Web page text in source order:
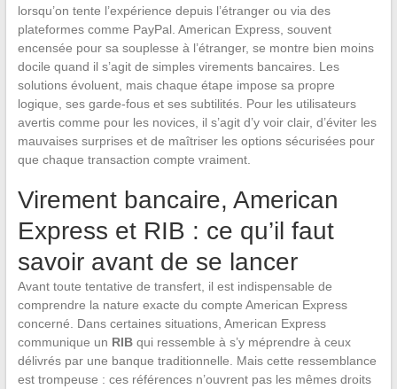
lorsqu’on tente l’expérience depuis l’étranger ou via des
plateformes comme PayPal. American Express, souvent
encensée pour sa souplesse à l’étranger, se montre bien moins
docile quand il s’agit de simples virements bancaires. Les
solutions évoluent, mais chaque étape impose sa propre
logique, ses garde-fous et ses subtilités. Pour les utilisateurs
avertis comme pour les novices, il s’agit d’y voir clair, d’éviter les
mauvaises surprises et de maîtriser les options sécurisées pour
que chaque transaction compte vraiment.
Virement bancaire, American
Express et RIB : ce qu’il faut
savoir avant de se lancer
Avant toute tentative de transfert, il est indispensable de
comprendre la nature exacte du compte American Express
concerné. Dans certaines situations, American Express
communique un RIBqui ressemble à s’y méprendre à ceux
délivrés par une banque traditionnelle. Mais cette ressemblance
est trompeuse : ces références n’ouvrent pas les mêmes droits